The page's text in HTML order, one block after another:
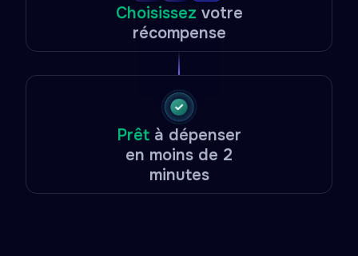
Choisissez votre
récompense
Prêt à dépenser
en moins de 2
minutes